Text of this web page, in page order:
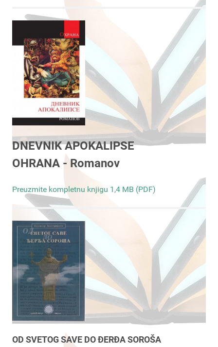
DNEVNIK APOKALIPSE
OHRANA - Romanov
Preuzmite kompletnu knjigu 1,4 MB (PDF)
OD SVETOG SAVE DO ĐERĐA SOROŠA